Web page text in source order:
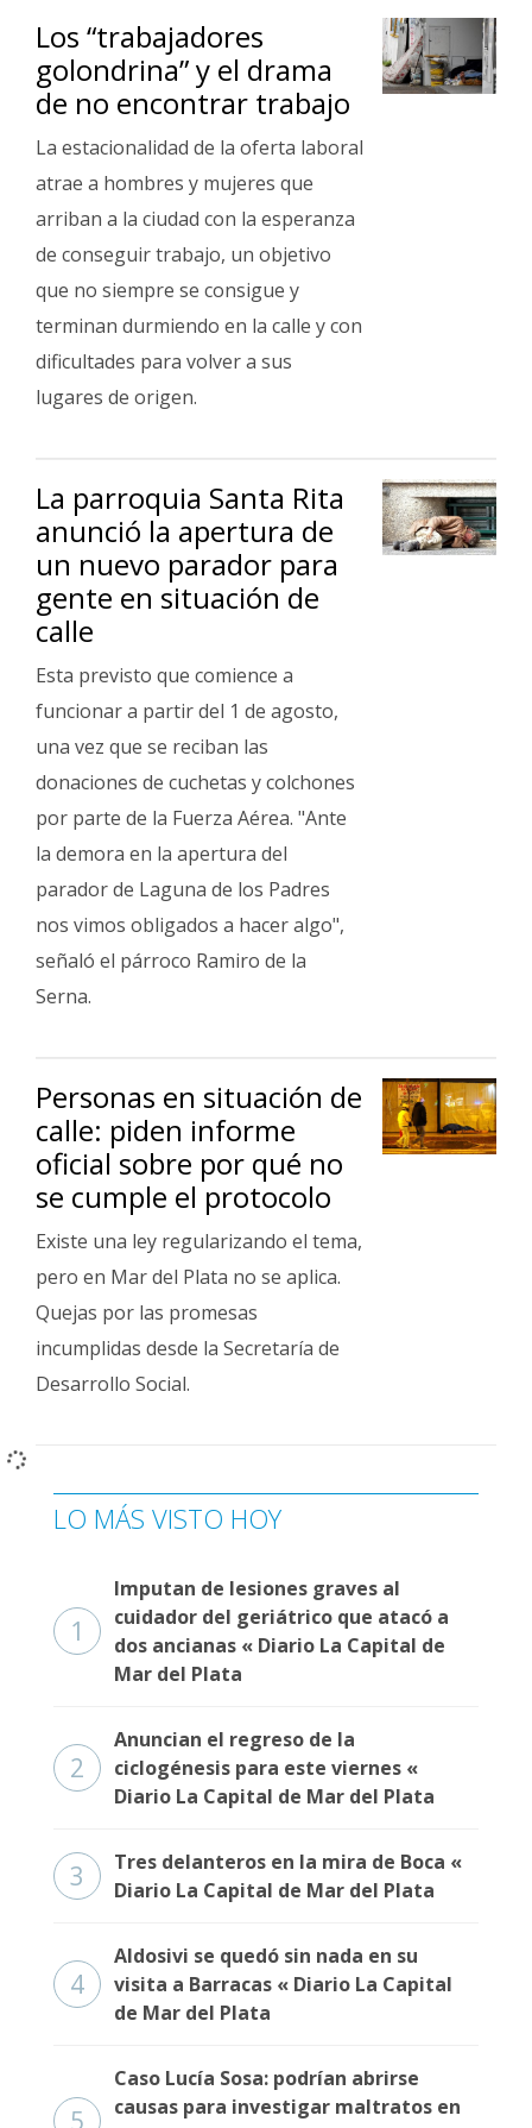
Los “trabajadores
golondrina” y el drama
de no encontrar trabajo
La estacionalidad de la oferta laboral
atrae a hombres y mujeres que
arriban a la ciudad con la esperanza
de conseguir trabajo, un objetivo
que no siempre se consigue y
terminan durmiendo en la calle y con
dificultades para volver a sus
lugares de origen.
La parroquia Santa Rita
anunció la apertura de
un nuevo parador para
gente en situación de
calle
Esta previsto que comience a
funcionar a partir del 1 de agosto,
una vez que se reciban las
donaciones de cuchetas y colchones
por parte de la Fuerza Aérea. "Ante
la demora en la apertura del
parador de Laguna de los Padres
nos vimos obligados a hacer algo",
señaló el párroco Ramiro de la
Serna.
Personas en situación de
calle: piden informe
oficial sobre por qué no
se cumple el protocolo
Existe una ley regularizando el tema,
pero en Mar del Plata no se aplica.
Quejas por las promesas
incumplidas desde la Secretaría de
Desarrollo Social.
LO MÁS VISTO HOY
1
Imputan de lesiones graves al
cuidador del geriátrico que atacó a
dos ancianas « Diario La Capital de
Mar del Plata
2
Anuncian el regreso de la
ciclogénesis para este viernes «
Diario La Capital de Mar del Plata
3
Tres delanteros en la mira de Boca «
Diario La Capital de Mar del Plata
4
Aldosivi se quedó sin nada en su
visita a Barracas « Diario La Capital
de Mar del Plata
5
Caso Lucía Sosa: podrían abrirse
causas para investigar maltratos en